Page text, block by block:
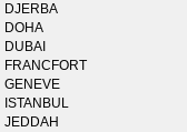
DJERBA
DOHA
DUBAI
FRANCFORT
GENEVE
ISTANBUL
JEDDAH